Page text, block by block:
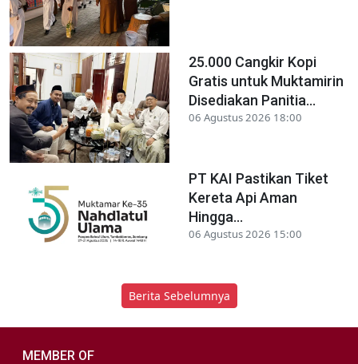
25.000 Cangkir Kopi
Gratis untuk Muktamirin
Disediakan Panitia...
06 Agustus 2026 18:00
PT KAI Pastikan Tiket
Kereta Api Aman
Hingga...
06 Agustus 2026 15:00
Berita Sebelumnya
MEMBER OF